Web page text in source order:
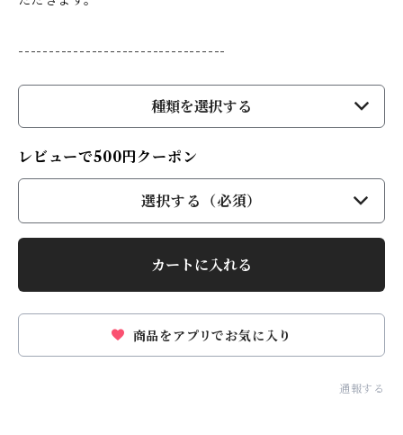
----------------------------------
種類を選択する
レビューで500円クーポン
選択する（必須）
カートに入れる
商品をアプリでお気に入り
通報する